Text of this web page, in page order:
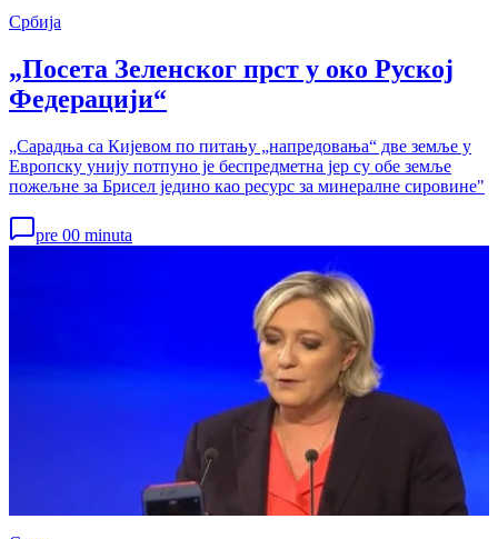
Србија
„Посета Зеленског прст у око Руској
Федерацији“
„Сарадња са Кијевом по питању „напредовања“ две земље у
Европску унију потпуно је беспредметна јер су обе земље
пожељне за Брисел једино као ресурс за минералне сировине"
pre 00 minuta